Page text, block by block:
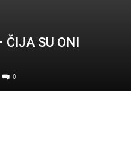
ČIJA SU ONI
0